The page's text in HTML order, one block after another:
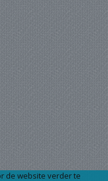
de website verder te